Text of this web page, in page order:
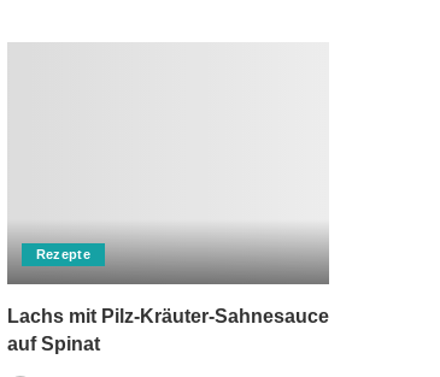
Rezepte
Lachs mit Pilz-Kräuter-Sahnesauce
auf Spinat